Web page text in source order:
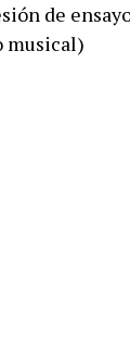
de
musical)